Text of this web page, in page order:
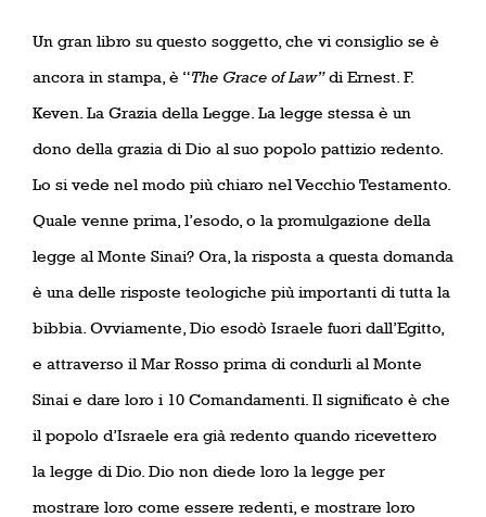
Un gran libro su questo soggetto, che vi consiglio se è
ancora in stampa, è “The Grace of Law”di Ernest. F.
Keven. La Grazia della Legge. La legge stessa è un
dono della grazia di Dio al suo popolo pattizio redento.
Lo si vede nel modo più chiaro nel Vecchio Testamento.
Quale venne prima, l’esodo, o la promulgazione della
legge al Monte Sinai? Ora, la risposta a questa domanda
è una delle risposte teologiche più importanti di tutta la
bibbia. Ovviamente, Dio esodò Israele fuori dall’Egitto,
e attraverso il Mar Rosso prima di condurli al Monte
Sinai e dare loro i 10 Comandamenti. Il significato è che
il popolo d’Israele era già redento quando ricevettero
la legge di Dio. Dio non diede loro la legge per
mostrare loro come essere redenti, e mostrare loro